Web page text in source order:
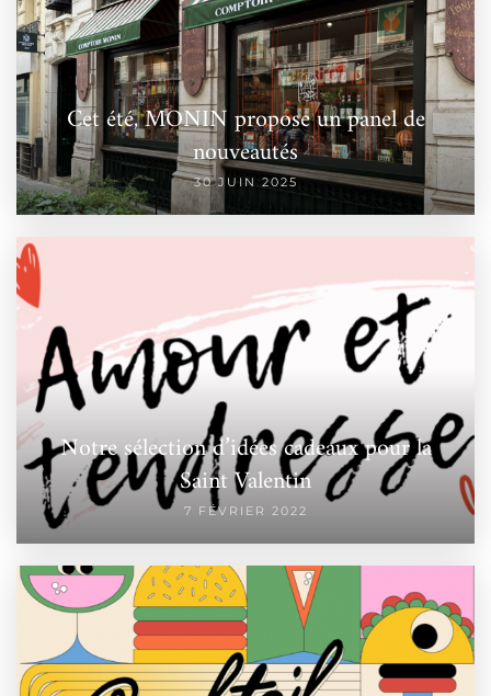
Cet été, MONIN propose un panel de
nouveautés
30 JUIN 2025
Notre sélection d’idées cadeaux pour la
Saint Valentin
7 FÉVRIER 2022